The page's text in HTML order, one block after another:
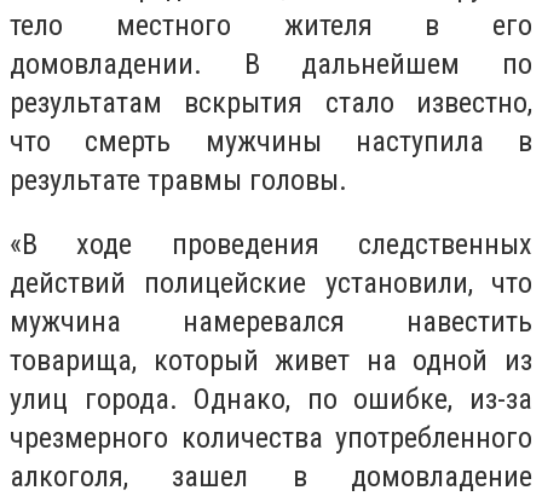
тело местного жителя в его
домовладении. В дальнейшем по
результатам вскрытия стало известно,
что смерть мужчины наступила в
результате травмы головы.
«В ходе проведения следственных
действий полицейские установили, что
мужчина намеревался навестить
товарища, который живет на одной из
улиц города. Однако, по ошибке, из-за
чрезмерного количества употребленного
алкоголя, зашел в домовладение